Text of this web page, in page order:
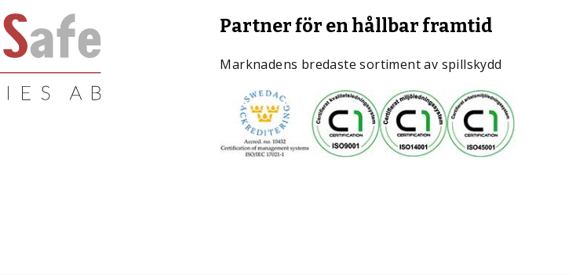
Partner för en hållbar framtid
Marknadens bredaste sortiment av spillskydd